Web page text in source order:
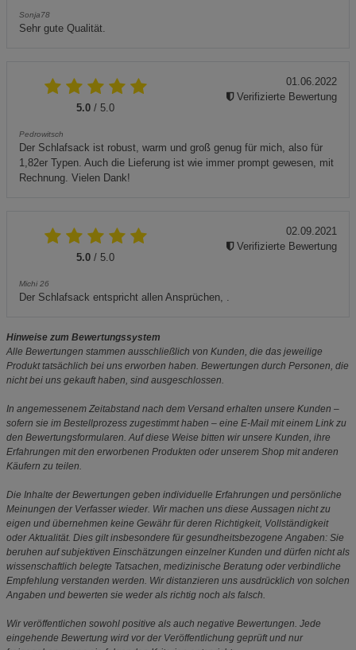
Sonja78
Sehr gute Qualität.
5.0 / 5.0
Pedrowitsch
Der Schlafsack ist robust, warm und groß genug für mich, also für
1,82er Typen. Auch die Lieferung ist wie immer prompt gewesen, mit
Rechnung. Vielen Dank!
01.06.2022
Verifizierte Bewertung
5.0 / 5.0
Michi 26
Der Schlafsack entspricht allen Ansprüchen, .
02.09.2021
Verifizierte Bewertung
Hinweise zum Bewertungssystem
Alle Bewertungen stammen ausschließlich von Kunden, die das jeweilige
Produkt tatsächlich bei uns erworben haben. Bewertungen durch Personen, die
nicht bei uns gekauft haben, sind ausgeschlossen.
In angemessenem Zeitabstand nach dem Versand erhalten unsere Kunden –
sofern sie im Bestellprozess zugestimmt haben – eine E-Mail mit einem Link zu
den Bewertungsformularen. Auf diese Weise bitten wir unsere Kunden, ihre
Erfahrungen mit den erworbenen Produkten oder unserem Shop mit anderen
Käufern zu teilen.
Die Inhalte der Bewertungen geben individuelle Erfahrungen und persönliche
Meinungen der Verfasser wieder. Wir machen uns diese Aussagen nicht zu
eigen und übernehmen keine Gewähr für deren Richtigkeit, Vollständigkeit
oder Aktualität. Dies gilt insbesondere für gesundheitsbezogene Angaben: Sie
beruhen auf subjektiven Einschätzungen einzelner Kunden und dürfen nicht als
wissenschaftlich belegte Tatsachen, medizinische Beratung oder verbindliche
Empfehlung verstanden werden. Wir distanzieren uns ausdrücklich von solchen
Angaben und bewerten sie weder als richtig noch als falsch.
Wir veröffentlichen sowohl positive als auch negative Bewertungen. Jede
eingehende Bewertung wird vor der Veröffentlichung geprüft und nur